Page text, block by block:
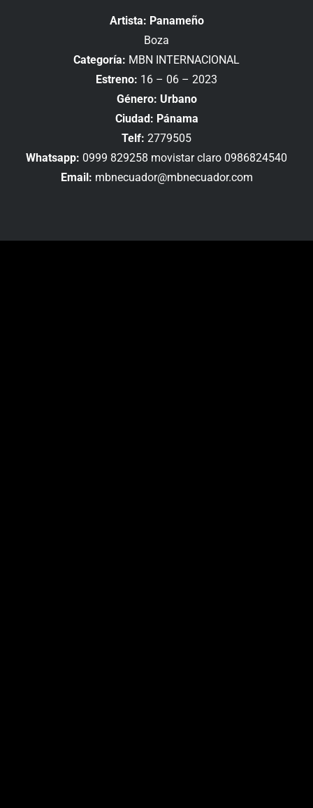
Artista: Panameño
Boza
Categoría: MBN INTERNACIONAL
Estreno: 16 – 06 – 2023
Género: Urbano
Ciudad: Pánama
Telf: 2779505
Whatsapp: 0999 829258 movistar claro 0986824540
Email: mbnecuador@mbnecuador.com